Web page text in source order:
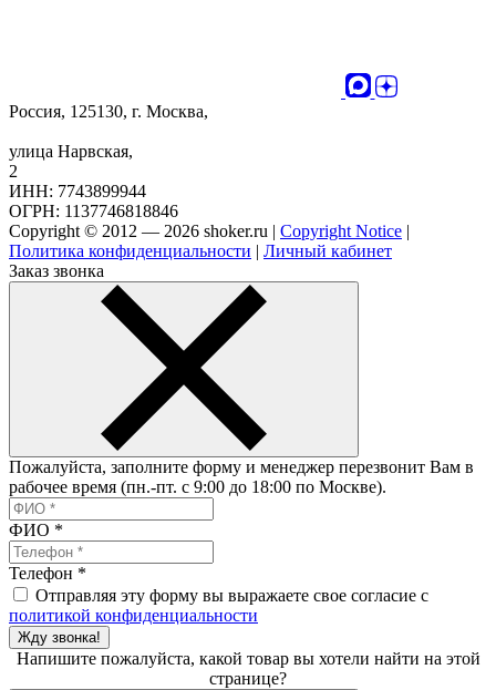
Россия, 125130, г. Москва,
улица Нарвская,
2
ИНН: 7743899944
ОГРН: 1137746818846
Copyright © 2012 — 2026 shoker.ru | Copyright Notice |
Политика конфиденциальности | Личный кабинет
Заказ звонка
Пожалуйста, заполните форму и менеджер перезвонит Вам в
рабочее время (пн.-пт. с 9:00 до 18:00 по Москве).
ФИО *
Телефон *
Отправляя эту форму вы выражаете свое согласие с
политикой конфиденциальности
Жду звонка!
Напишите пожалуйста, какой товар вы хотели найти на этой
странице?